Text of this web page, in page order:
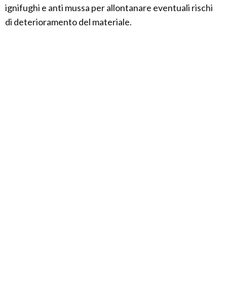
ignifughi e anti mussa per allontanare eventuali rischi
di deterioramento del materiale.